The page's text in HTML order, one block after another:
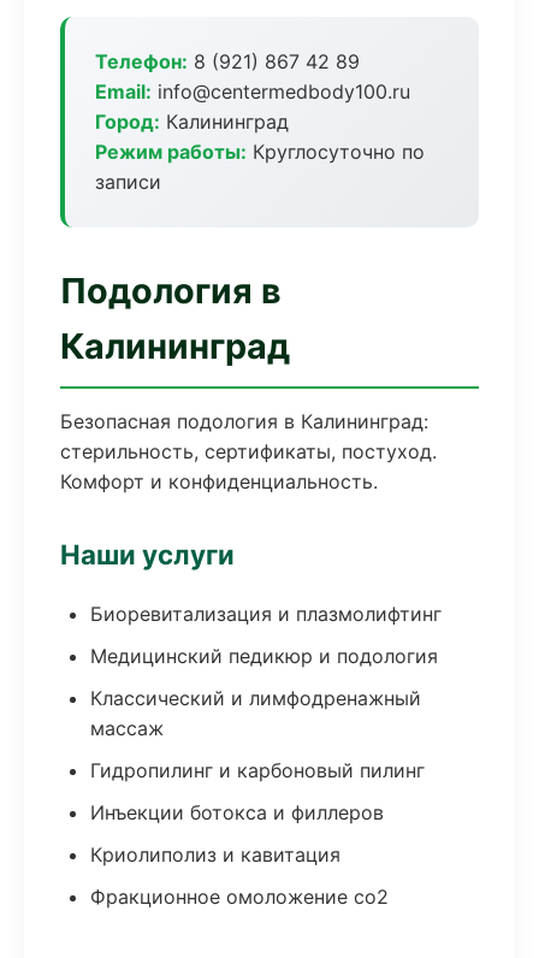
Телефон: 8 (921) 867 42 89
Email: info@centermedbody100.ru
Город: Калининград
Режим работы: Круглосуточно по
записи
Подология в
Калининград
Безопасная подология в Калининград:
стерильность, сертификаты, постуход.
Комфорт и конфиденциальность.
Наши услуги
Биоревитализация и плазмолифтинг
Медицинский педикюр и подология
Классический и лимфодренажный
массаж
Гидропилинг и карбоновый пилинг
Инъекции ботокса и филлеров
Криолиполиз и кавитация
Фракционное омоложение co2